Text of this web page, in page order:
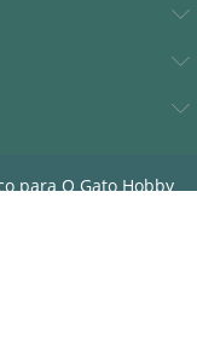
para O Gato Hobby